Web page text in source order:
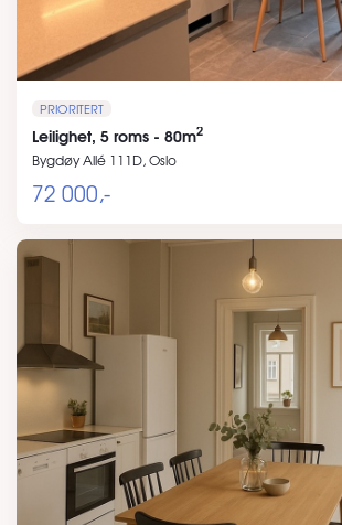
PRIORITERT
Leilighet, 5 roms - 80m2
Bygdøy Allé 111D, Oslo
72 000,-